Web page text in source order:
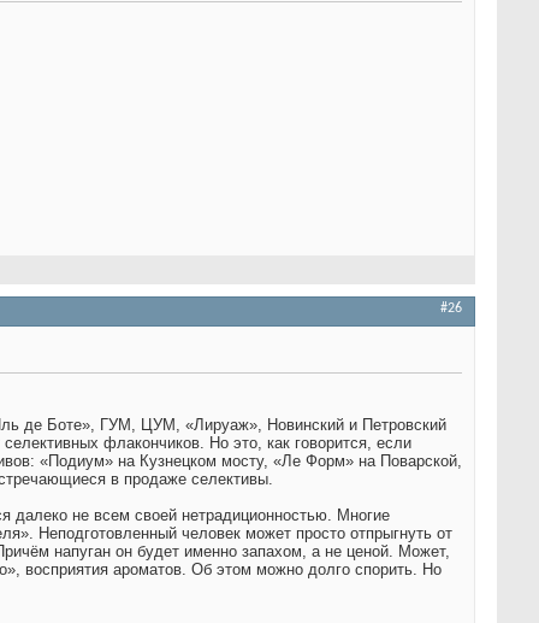
#26
де Боте», ГУМ, ЦУМ, «Лируаж», Новинский и Петровский
флакончиков. Но это, как говорится, если
«Подиум» на Кузнецком мосту, «Ле Форм» на Поварской,
в продаже селективы.
далеко не всем своей нетрадиционностью. Многие
Неподготовленный человек может просто отпрыгнуть от
напуган он будет именно запахом, а не ценой. Может,
восприятия ароматов. Об этом можно долго спорить. Но